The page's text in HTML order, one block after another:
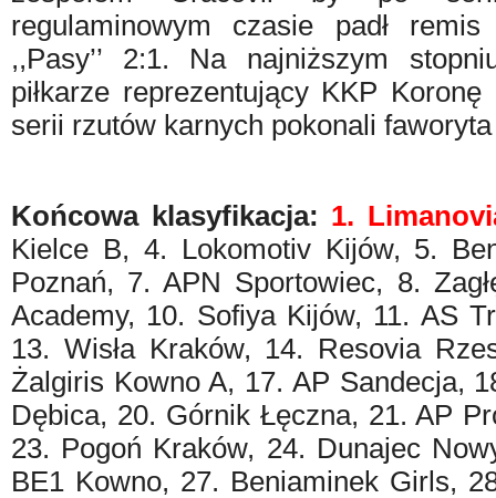
regulaminowym czasie padł
,,Pasy’’ 2:1. Na najniższym
piłkarze reprezentujący KKP
serii rzutów karnych pokonali
Końcowa klasyfikacja: 1.
Kielce B, 4. Lokomotiv Kijów, 5.
Poznań, 7. APN Sportowiec, 8.
Academy, 10. Sofiya Kijów, 11. AS
13. Wisła Kraków, 14. Resovia
Żalgiris Kowno A, 17. AP Sandecja,
Dębica, 20. Górnik Łęczna, 21. AP
23. Pogoń Kraków, 24. Dunajec
BE1 Kowno, 27. Beniaminek Girls,